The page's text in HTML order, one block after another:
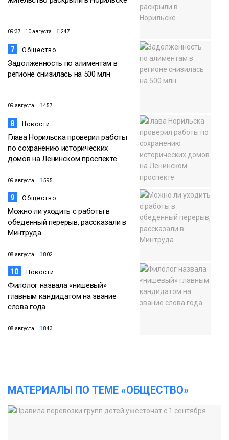
09:37 10 августа 247
7 Общество
Задолженность по алиментам в
регионе снизилась на 500 млн
09 августа 457
8 Новости
Глава Норильска проверил работы
по сохранению исторических
домов на Ленинском проспекте
09 августа 595
9 Общество
Можно ли уходить с работы в
обеденный перерыв, рассказали в
Минтруда
08 августа 802
10 Новости
Филолог назвала «нишевый»
главным кандидатом на звание
слова года
08 августа 843
МАТЕРИАЛЫ ПО ТЕМЕ «ОБЩЕСТВО»